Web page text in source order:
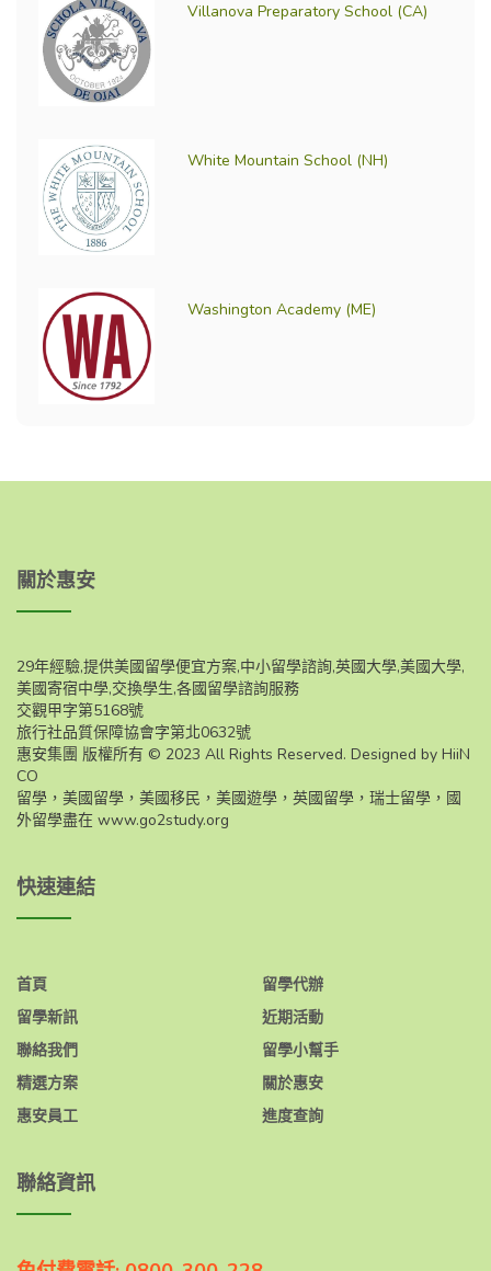
Villanova Preparatory School (CA)
White Mountain School (NH)
Washington Academy (ME)
關於惠安
29年經驗,提供美國留學便宜方案,中小留學諮詢,英國大學,美國大學,
美國寄宿中學,交換學生,各國留學諮詢服務
交觀甲字第5168號
旅行社品質保障協會字第北0632號
惠安集團 版權所有 © 2023 All Rights Reserved. Designed by HiiN
CO
留學，美國留學，美國移民，美國遊學，英國留學，瑞士留學，國
外留學盡在 www.go2study.org
快速連結
首頁
留學新訊
聯絡我們
精選方案
惠安員工
留學代辦
近期活動
留學小幫手
關於惠安
進度查詢
聯絡資訊